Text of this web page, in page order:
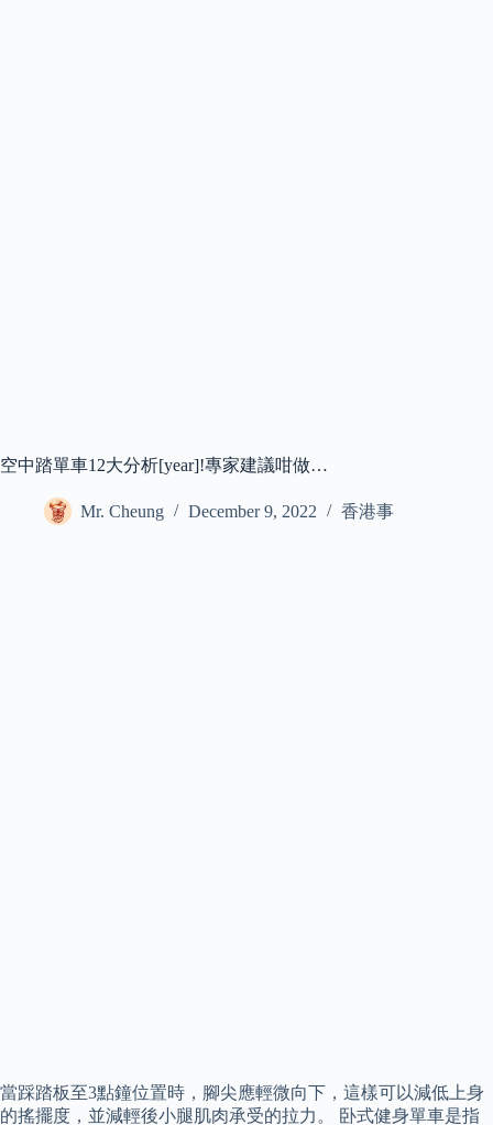
空中踏單車12大分析[year]!專家建議咁做…
Mr. Cheung December 9, 2022 香港事
當踩踏板至3點鐘位置時，腳尖應輕微向下，這樣可以減低上身
的搖擺度，並減輕後小腿肌肉承受的拉力。 卧式健身單車是指